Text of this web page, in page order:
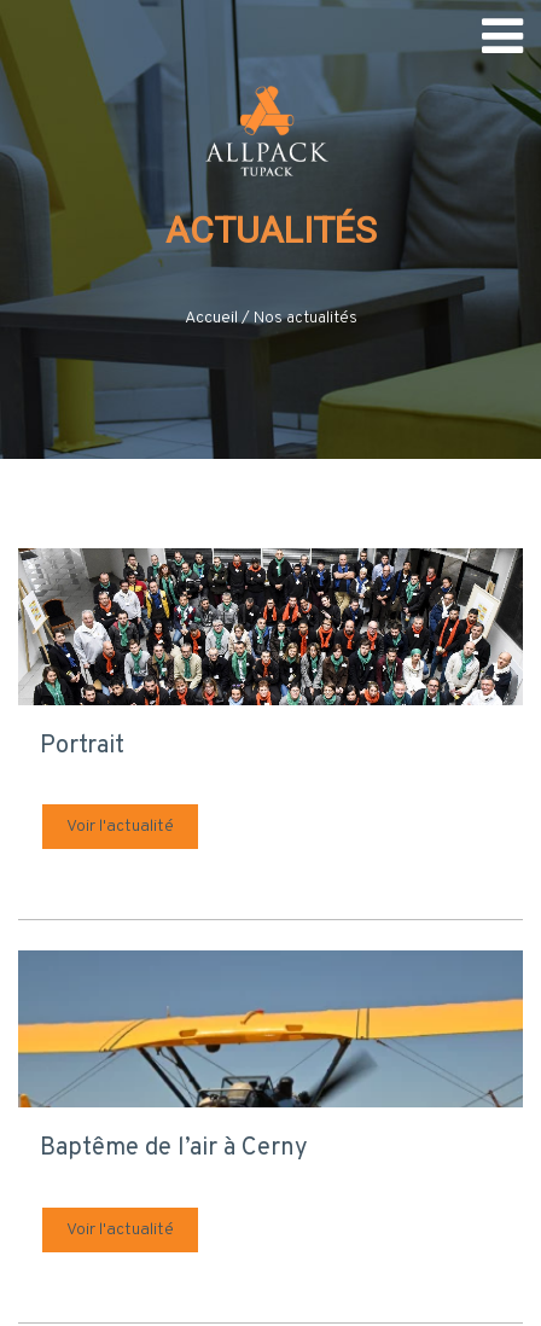
ACTUALITÉS
Accueil/ Nos actualités
Portrait
Voir l'actualité
Baptême de l’air à Cerny
Voir l'actualité